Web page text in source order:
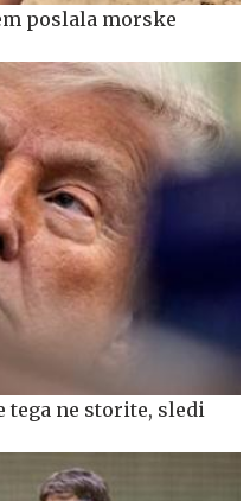
poslala morske
tega ne storite, sledi